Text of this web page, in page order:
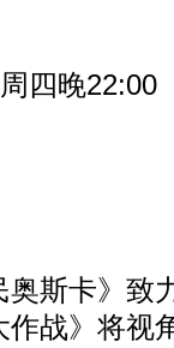
四晚22:00
斯卡》致
战》将视